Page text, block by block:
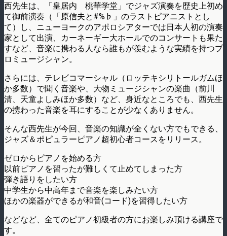
西先生は、「皇居内 桃華学堂」でジャズ演奏を歴史上初め
て御前演奏（「原信夫と#%♭」のラストピアニストとし
て）し、ニューヨークのアポロシアターでは日本人初の演奏
家として出演、カーネーギー大ホールでのコンサートも果た
すなど、音楽に携わる人なら誰もが羨むような実績を持つプ
ロミュージシャン。
さらには、テレビコマーシャル（ロッテキシリトールガムほ
か多数）で聞く音楽や、大物ミュージシャンの楽曲（前川
清、天童よしみほか多数）など、身近なところでも、西先生
の携わった音楽を耳にすることが少なくありません。
そんな西先生が今回、音楽の知識が全くない方でもできる、
ジャズ＆ポピュラーピアノ超初心者コースをリリース。
ゼロからピアノを始める方
以前ピアノを習ったが難しくて止めてしまった方
弾き語りをしたい方
中学生から中高年まで音楽を楽しみたい方
ほかの楽器ができるが和音(コード)を習得したい方
などなど、全てのピアノ初級者の方にお楽しみ頂ける講座で
す。